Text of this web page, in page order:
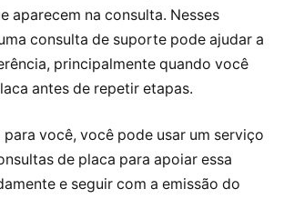
aparecem na consulta. Nesses
consulta de suporte pode ajudar a
principalmente quando você
antes de repetir etapas.
você, você pode usar um serviço
de placa para apoiar essa
e seguir com a emissão do